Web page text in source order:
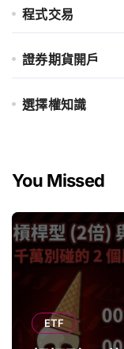
程式交易
證券期貨開戶
選擇權知識
You Missed
ETF